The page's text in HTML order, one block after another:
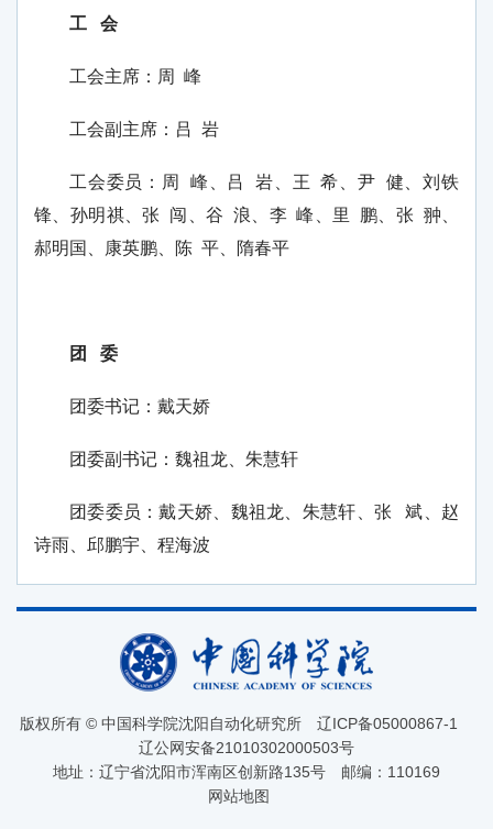
工 会
工会主席：周 峰
工会副主席：吕 岩
工会委员： 周 峰、吕 岩、王 希、尹 健、刘铁
锋、孙明祺、张
闯、谷 浪、李 峰、里 鹏、张 翀、
郝明国、康英鹏、陈 平、隋春平
团 委
团委书记：戴天娇
团委副书记：魏祖龙、朱慧轩
团委委员：戴天娇、魏祖龙、朱慧轩、张 斌、赵
诗雨、邱鹏宇、程海波
版权所有 © 中国科学院沈阳自动化研究所 辽ICP备05000867-1
辽公网安备21010302000503号
地址：辽宁省沈阳市浑南区创新路135号 邮编：110169
网站地图